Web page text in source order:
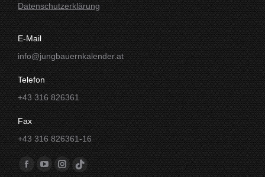
Datenschutzerklärung
E-Mail
info@jungbauernkalender.at
Telefon
+43 316 826361
Fax
+43 316 826361-16
Finde uns auf:
Facebook
YouTubeInstagram
TikTok